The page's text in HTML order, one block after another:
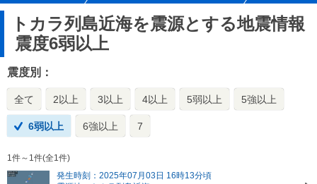
トカラ列島近海を震源とする地震情報
震度6弱以上
震度別：
全て 2以上 3以上 4以上 5弱以上 5強以上
6弱以上 6強以上 7
1件～1件(全1件)
発生時刻：2025年07月03日 16時13分頃